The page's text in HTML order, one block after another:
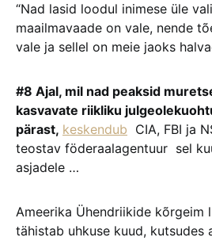
“Nad lasid loodul inimese üle
maailmavaade on vale, nende
vale ja sellel on meie jaoks
#8 Ajal, mil nad peaksid
kasvavate riikliku
pärast, keskendub CIA, FBI ja
teostav föderaalagentuur sel
asjadele …
Ameerika Ühendriikide kõrgeim
tähistab uhkuse kuud, kutsudes